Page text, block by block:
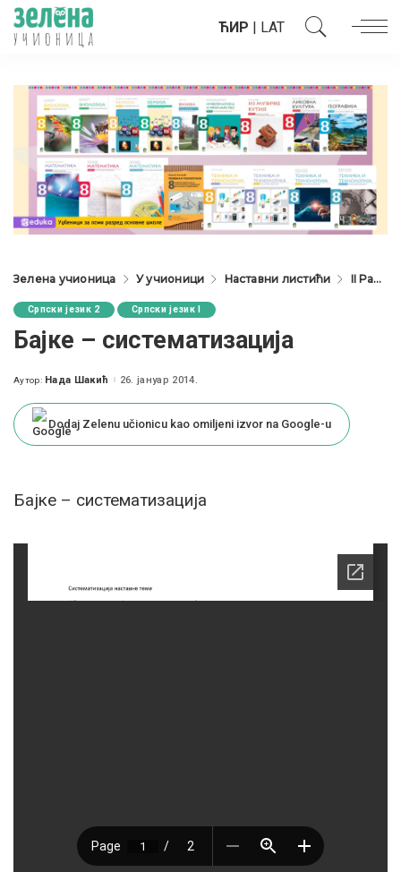
ЋИР | LAT
Зелена учионица У учионици Наставни листићи II Разред
Српски језик 2 Српски језик I
Бајке – систематизација
Posted
Аутор: Нада Шакић 26. јануар 2014.
Dodaj Zelenu učionicu kao omiljeni izvor na Google-u
Бајке – систематизација